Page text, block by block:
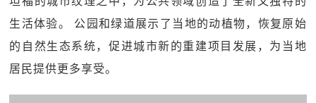
生活体验。 公园和绿道展示了当地的动植物，恢复原始
的自然生态系统，促进城市新的重建项目发展，为当地
居民提供更多享受。